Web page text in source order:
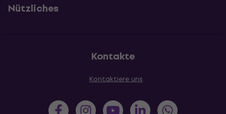
Nützliches
Kontakte
Kontaktiere uns